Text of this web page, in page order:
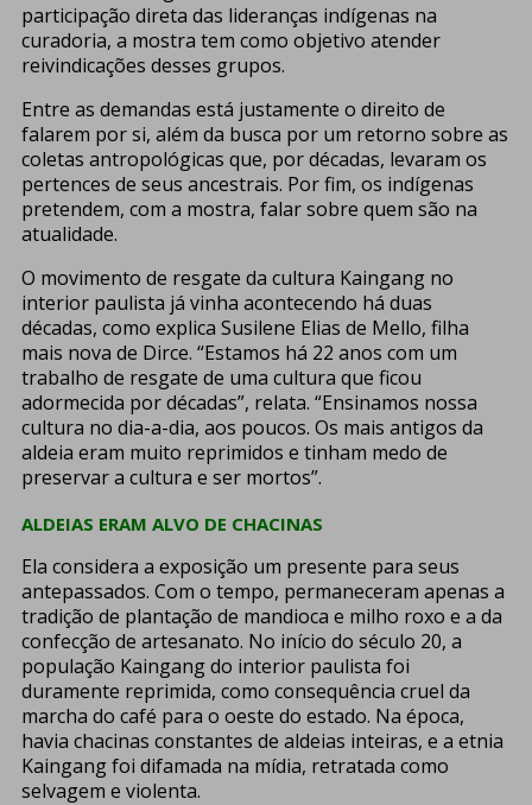
participação direta das lideranças indígenas na
curadoria, a mostra tem como objetivo atender
reivindicações desses grupos.
Entre as demandas está justamente o direito de
falarem por si, além da busca por um retorno sobre as
coletas antropológicas que, por décadas, levaram os
pertences de seus ancestrais. Por fim, os indígenas
pretendem, com a mostra, falar sobre quem são na
atualidade.
O movimento de resgate da cultura Kaingang no
interior paulista já vinha acontecendo há duas
décadas, como explica Susilene Elias de Mello, filha
mais nova de Dirce. “Estamos há 22 anos com um
trabalho de resgate de uma cultura que ficou
adormecida por décadas”, relata. “Ensinamos nossa
cultura no dia-a-dia, aos poucos. Os mais antigos da
aldeia eram muito reprimidos e tinham medo de
preservar a cultura e ser mortos”.
ALDEIAS ERAM ALVO DE CHACINAS
Ela considera a exposição um presente para seus
antepassados. Com o tempo, permaneceram apenas a
tradição de plantação de mandioca e milho roxo e a da
confecção de artesanato. No início do século 20, a
população Kaingang do interior paulista foi
duramente reprimida, como consequência cruel da
marcha do café para o oeste do estado. Na época,
havia chacinas constantes de aldeias inteiras, e a etnia
Kaingang foi difamada na mídia, retratada como
selvagem e violenta.